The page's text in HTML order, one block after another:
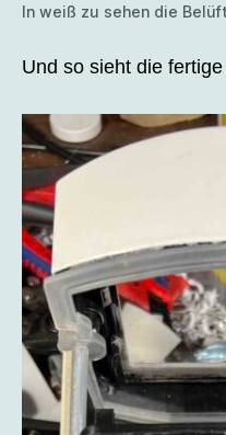
In weiß zu sehen die
Und so sieht die